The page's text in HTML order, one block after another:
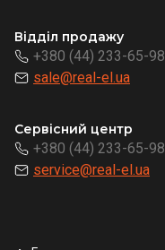
Відділ продажу
+380 (44) 233-65-98
sale@real-el.ua
Сервісний центр
+380 (44) 233-65-98
service@real-el.ua